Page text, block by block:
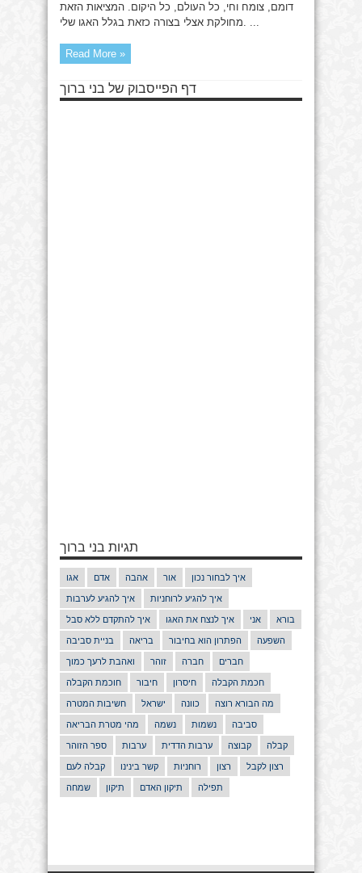
דומם, צומח וחי, כל העולם, כל היקום. המציאות הזאת
מחולקת אצלי בצורה כזאת בגלל האגו שלי. ...
Read More »
דף הפייסבוק של בני ברוך
תגיות בני ברוך
אגו אדם אהבה אור איך לבחור נכון
איך להגיע לערבות איך להגיע לרוחניות
איך להתקדם ללא סבל איך לנצח את האגו אני בורא
בניית סביבה בריאה הפתרון הוא בחיבור השפעה
ואהבת לרעך כמוך זוהר חברה חברים
חוכמת הקבלה חיבור חיסרון חכמת הקבלה
חשיבות המטרה ישראל כוונה מה הבורא רוצה
מהי מטרת הבריאה נשמה נשמות סביבה
ספר הזוהר ערבות ערבות הדדית קבוצה קבלה
קבלה לעם קשר בינינו רוחניות רצון רצון לקבל
שמחה תיקון תיקון האדם תפילה